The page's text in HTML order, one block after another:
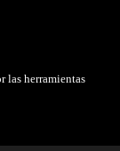
las herramientas